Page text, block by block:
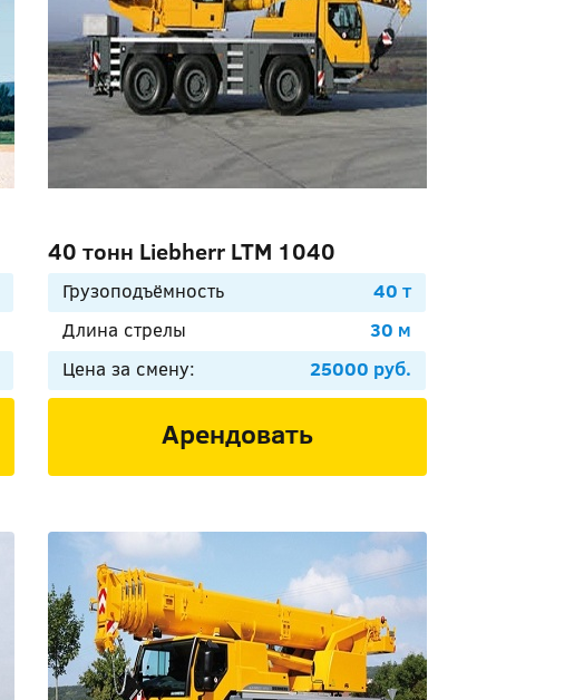
40 тонн Liebherr LTM 1040
Грузоподъёмность
40 т
Длина стрелы
30 м
Цена за смену:
25000 руб.
Арендовать